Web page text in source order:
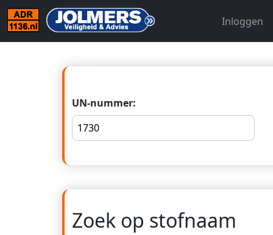
Inloggen
UN-nummer:
Zoek op stofnaam